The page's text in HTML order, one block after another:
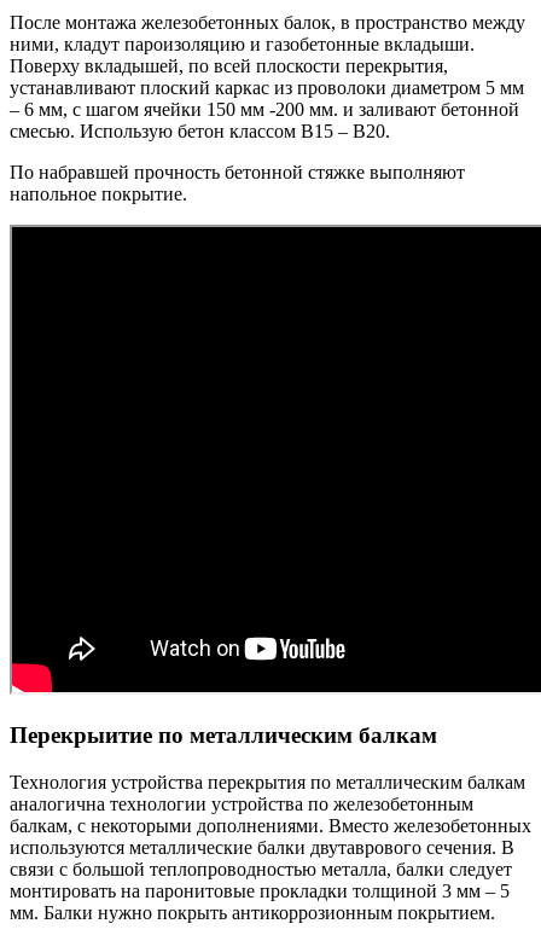
После монтажа железобетонных балок, в пространство между
ними, кладут пароизоляцию и газобетонные вкладыши.
Поверху вкладышей, по всей плоскости перекрытия,
устанавливают плоский каркас из проволоки диаметром 5 мм
– 6 мм, с шагом ячейки 150 мм -200 мм. и заливают бетонной
смесью. Использую бетон классом В15 – В20.
По набравшей прочность бетонной стяжке выполняют
напольное покрытие.
Перекрыитие по металлическим балкам
Технология устройства перекрытия по металлическим балкам
аналогична технологии устройства по железобетонным
балкам, с некоторыми дополнениями. Вместо железобетонных
используются металлические балки двутаврового сечения. В
связи с большой теплопроводностью металла, балки следует
монтировать на паронитовые прокладки толщиной 3 мм – 5
мм. Балки нужно покрыть антикоррозионным покрытием.